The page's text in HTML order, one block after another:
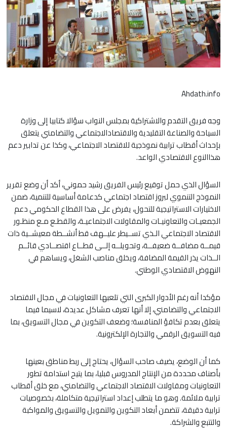
Ahdath.info
وجه فريق التقدم والاشتراكية بمجلس النواب سؤالا كتابيا إلى وزارة
السياحة والصناعة التقليدية والاقتصادالاجتماعي والتضامني يتعلق
بإحداث أقطاب ترابية نموذجية للاقتصاد الاجتماعي، وكذا عن تدابير دعم
هذاالنوع الاقتصادي الواعد.
السؤال الذي حمل توقيع رئيس الفريق رشيد حموني، أكد أن وضع تقرير
النموذج التنموي لبروز اقتصاد اجتماعي كدعامة أساسية للتنمية، ضمن
الاختيارات الاستراتيجية للتحول، يفرض على هذا القطاع الحكومي دعم
الجمعيـات والتعاونيـات والمقاولات الاجتماعيـة، والقطـع مـع منظـور
الاقتصاد الاجتماعي الـذي تســيطر عليــهف قط أنشــطة معيشــية ذات
قيمــة مضافــة ضعيفــة، وتحويلــه إلــى قطــاع اقتصــادي قائــم
الــذات يذر القيمة المضافة، ويخلق مناصب الشغل، ويساهم في
النهوض الاقتصادي الوطني.
مؤكدا أنه رغم الأدوار الكبرى التي تلعبها التعاونيات في مجال الاقتصاد
الاجتماعي والتضامني، إلا أنها تعرف مشاكل عديدة، لاسيما فيما
يتعلق بعدم تكافؤ المنافسة؛ وضعف التكوين في مجال التسويق، بما
فيه التسويق الرقمي والتجارة الإلكترونية.
كما أن الوضع، يضيف صاحب السؤال، يحتاج إلى ربط مناطق بعينها
بأصناف محددة من الإنتاج المدروس قبليا، بما يتيح استدامة تطور
التعاونيات ومقاولات الاقتصاد الاجتماعي والتضامني، مع خلق أقطاب
ترابية ملائمة. وهو ما يتطلب إعداد استراتيجية متكاملة، بخصوصيات
ترابية دقيقة، تتضمن أبعاد التكوين والتمويل والتسويق والمواكبة
والتتبع والشراكة.